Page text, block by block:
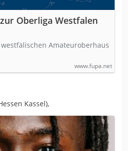
Oberliga Westfalen
Amateuroberhaus
www.fupa.net
Kassel),